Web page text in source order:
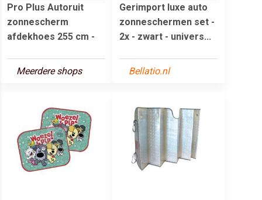
Pro Plus Autoruit
zonnescherm
afdekhoes 255 cm -
Meerdere shops
Gerimport luxe auto
zonneschermen set -
2x - zwart - univers...
Bellatio.nl